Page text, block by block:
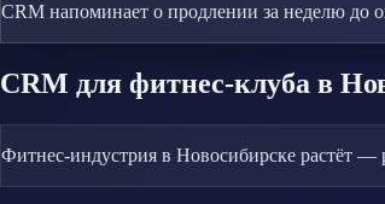
CRM напоминает о продлении за неделю до
CRM для фитнес-клуба в
Фитнес-индустрия в Новосибирске растёт —